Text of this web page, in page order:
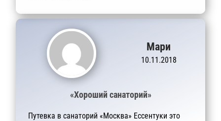
Мари
10.11.2018
«Хороший санаторий»
Путевка в санаторий «Москва» Ессентуки это